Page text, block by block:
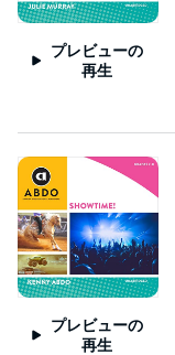
プレビューの
再生
プレビューの
再生